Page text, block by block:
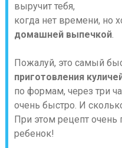
выручит тебя,
когда нет времени, но
домашней выпечкой.
Пожалуй, это самый
приготовления
по формам, через три
очень быстро. И
При этом рецепт очень
ребенок!